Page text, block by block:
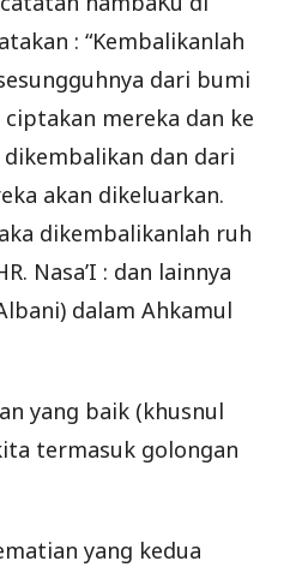
: “Kembalikanlah
dari bumi
mereka dan ke
dan dari
akan dikeluarkan.
dikembalikanlah ruh
Nasa’I : dan lainnya
dalam Ahkamul
yang baik (khusnul
termasuk golongan
yang kedua